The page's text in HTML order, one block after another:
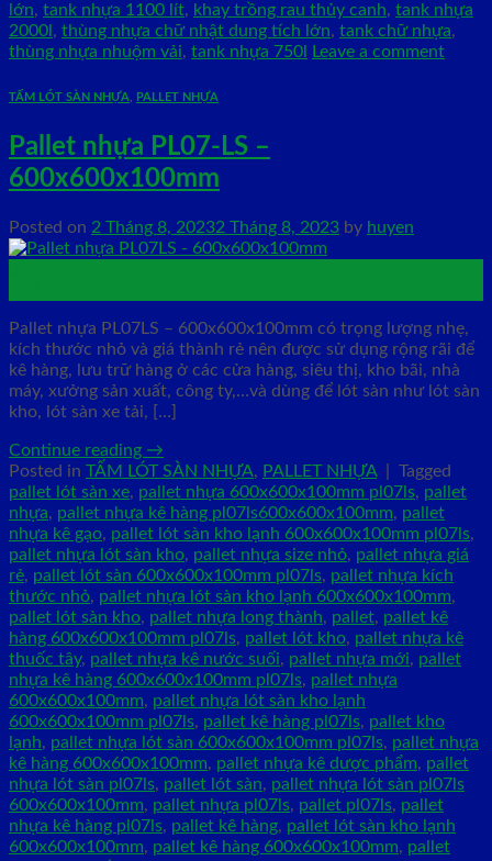
lớn, tank nhựa 1100 lít, khay trồng rau thủy canh, tank nhựa
2000l , thùng nhựa chữ nhật dung tích lớn, tank chữ nhựa,
thùng nhựa nhuộm vải, tank nhựa 750l Leave a comment
TẤM LÓT SÀN NHỰA, PALLET NHỰA
Pallet nhựa PL07-LS –
600x600x100mm
Posted on 2 Tháng 8, 20232 Tháng 8, 2023 by huyen
Pallet nhựa PL07LS – 600x600x100mm có trọng lượng nhẹ,
kích thước nhỏ và giá thành rẻ nên được sử dụng rộng rãi để
kê hàng, lưu trữ hàng ở các cửa hàng, siêu thị, kho bãi, nhà
máy, xưởng sản xuất, công ty,…và dùng để lót sàn như lót sàn
kho, lót sàn xe tải, […]
Continue reading →
Posted in TẤM LÓT SÀN NHỰA, PALLET NHỰA
Tagged
pallet lót sàn xe, pallet nhựa 600x600x100mm pl07ls, pallet
nhựa, pallet nhựa kê hàng pl07ls600x600x100mm, pallet
nhựa kê gạo, pallet lót sàn kho lạnh 600x600x100mm pl07ls,
pallet nhựa lót sàn kho, pallet nhựa size nhỏ, pallet nhựa giá
rẻ, pallet lót sàn 600x600x100mm pl07ls, pallet nhựa kích
thước nhỏ, pallet nhựa lót sàn kho lạnh 600x600x100mm,
pallet lót sàn kho, pallet nhựa long thành, pallet, pallet kê
hàng 600x600x100mm pl07ls, pallet lót kho, pallet nhựa kê
thuốc tây, pallet nhựa kê nước suối, pallet nhựa mới, pallet
nhựa kê hàng 600x600x100mm pl07ls, pallet nhựa
600x600x100mm, pallet nhựa lót sàn kho lạnh
600x600x100mm pl07ls, pallet kê hàng pl07ls, pallet kho
lạnh, pallet nhựa lót sàn 600x600x100mm pl07ls, pallet nhựa
kê hàng 600x600x100mm, pallet nhựa kê dược phẩm, pallet
nhựa lót sàn pl07ls, pallet lót sàn, pallet nhựa lót sàn pl07ls
600x600x100mm, pallet nhựa pl07ls, pallet pl07ls, pallet
nhựa kê hàng pl07ls, pallet kê hàng, pallet lót sàn kho lạnh
600x600x100mm, pallet kê hàng 600x600x100mm, pallet